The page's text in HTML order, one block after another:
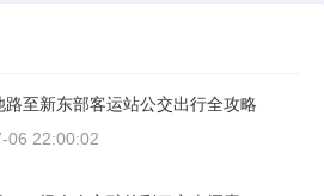
路至新东部客运站公交出行全攻略
06 22:00:02